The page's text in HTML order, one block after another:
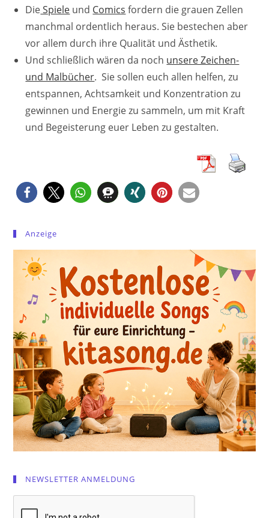
DieSpiele und Comics fordern die grauen Zellen
manchmal ordentlich heraus. Sie bestechen aber
vor allem durch ihre Qualität und Ästhetik.
Und schließlich wären da noch unsere Zeichen-
und Malbücher. Sie sollen euch allen helfen, zu
entspannen, Achtsamkeit und Konzentration zu
gewinnen und Energie zu sammeln, um mit Kraft
und Begeisterung euer Leben zu gestalten.
Anzeige
NEWSLETTER ANMELDUNG